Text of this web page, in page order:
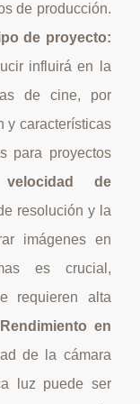
de producción.
de proyecto:
influirá en la
de cine, por
y características
para proyectos
de
resolución y la
imágenes en
es crucial,
requieren alta
Rendimiento en
de la cámara
luz puede ser